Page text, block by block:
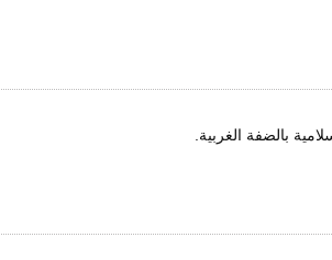
بالضفة الغربية.